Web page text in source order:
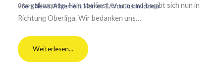
96ers News,Allgemein,Herren 1/ VonJustin Idowu
uns gekommen. Nun verlässt er uns und begibt sich nun in
Richtung Oberliga. Wir bedanken uns…
Weiterlesen...